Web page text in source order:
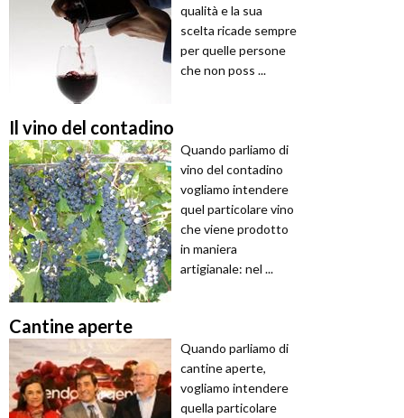
qualità e la sua
scelta ricade sempre
per quelle persone
che non poss ...
Il vino del contadino
Quando parliamo di
vino del contadino
vogliamo intendere
quel particolare vino
che viene prodotto
in maniera
artigianale: nel ...
Cantine aperte
Quando parliamo di
cantine aperte,
vogliamo intendere
quella particolare